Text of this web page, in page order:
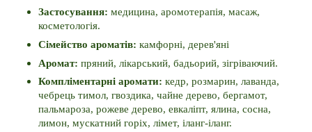
Застосування: медицина, аромотерапія, масаж,
косметологія.
Сімейство ароматів: камфорні, дерев'яні
Аромат: пряний, лікарський, бадьорий, зігріваючий.
Компліментарні аромати: кедр, розмарин, лаванда,
чебрець тимол, гвоздика, чайне дерево, бергамот,
пальмароза, рожеве дерево, евкаліпт, ялина, сосна,
лимон, мускатний горіх, лімет, іланг-іланг.